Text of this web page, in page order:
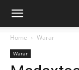
Home Warar
Warar